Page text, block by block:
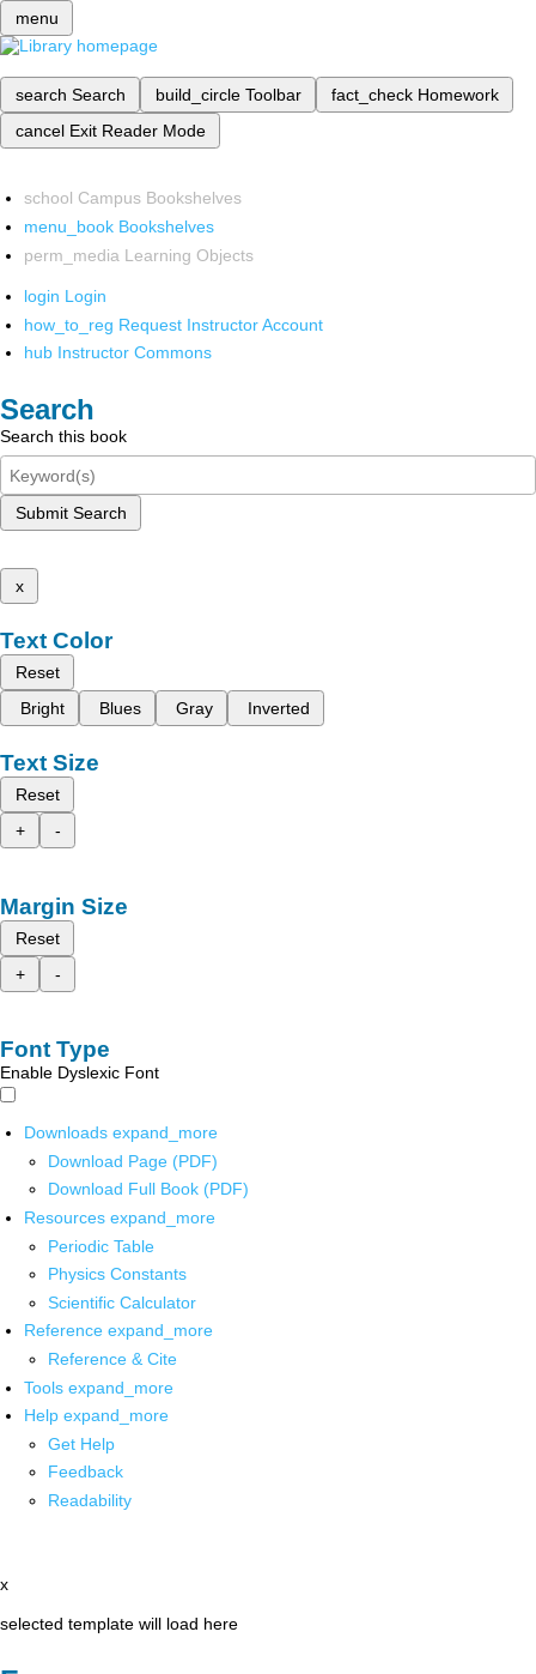
menu
search Search build_circle Toolbar fact_check Homework
cancel Exit Reader Mode
school Campus Bookshelves
menu_book Bookshelves
perm_media Learning Objects
login Login
how_to_reg Request Instructor Account
hub Instructor Commons
Search
Search this book
Submit Search
x
Text Color
Reset
Bright
Blues Gray Inverted
Text Size
Reset
+
-
Margin Size
Reset
+
-
Font Type
Enable Dyslexic Font
Downloads expand_more
Download Page (PDF)
Download Full Book (PDF)
Resources expand_more
Periodic Table
Physics Constants
Scientific Calculator
Reference expand_more
Reference & Cite
Tools expand_more
Help expand_more
Get Help
Feedback
Readability
x
selected template will load here